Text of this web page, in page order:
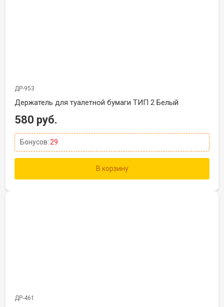
ДР-953
Держатель для туалетной бумаги ТИП 2 Белый
580 руб.
Бонусов:29
В корзину
ДР-461